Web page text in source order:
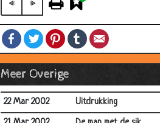
« »
FacebookTwitterPinterestTumblr
Meer Overige
22 Mar 2002
Frans Bauer
22 Mar 2002
Historisch.......
22 Mar 2002
Uitdrukking